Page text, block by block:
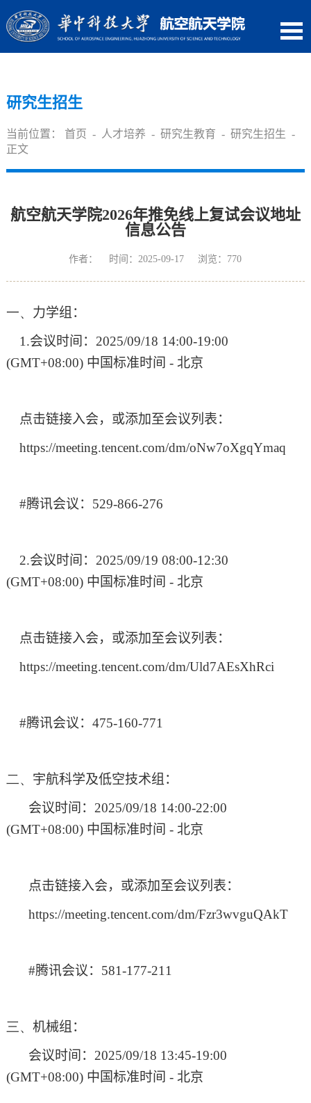
研究生招生
当前位置： 首页 - 人才培养 - 研究生教育 - 研究生招生 -
正文
航空航天学院2026年推免线上复试会议地址
信息公告
作者： 时间：2025-09-17 浏览： 770
一、 力学组：
1.会议时间： 2025/09/18 14:00-19:00
(GMT+08:00) 中国标准时间 - 北京
点击链接入会，或添加至会议列表：
https://meeting.tencent.com/dm/oNw7oXgqYmaq
#腾讯会议： 529-866-276
2.会议时间： 2025/09/19 08:00-12:30
(GMT+08:00) 中国标准时间 - 北京
点击链接入会，或添加至会议列表：
https://meeting.tencent.com/dm/Uld7AEsXhRci
#腾讯会议： 475-160-771
二、 宇航科学及低空技术组：
会议时间： 2025/09/18 14:00-22:00
(GMT+08:00) 中国标准时间 - 北京
点击链接入会，或添加至会议列表：
https://meeting.tencent.com/dm/Fzr3wvguQAkT
#腾讯会议： 581-177-211
三、 机械组：
会议时间： 2025/09/18 13:45-19:00
(GMT+08:00) 中国标准时间 - 北京